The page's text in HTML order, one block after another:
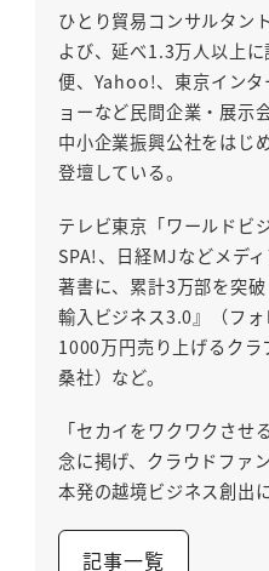
ひとり貿易コンサルタン
よび、延べ1.3万人以上
便、Yahoo!、東京インタ
ョーなど民間企業・展示
中小企業振興公社をはじ
登壇している。
テレビ東京「ワールドビ
SPA!、日経MJなどメディ
著書に、累計3万部を突
輸入ビジネス3.0』（フ
1000万円売り上げるク
桑社）など。
「セカイをワクワクさ
念に掲げ、クラウドファ
本発の越境ビジネス創出
記事一覧